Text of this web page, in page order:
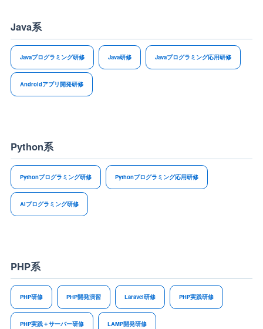
Java系
Javaプログラミング研修 Java研修 Javaプログラミング応用研修
Androidアプリ開発研修
Python系
Pythonプログラミング研修 Pythonプログラミング応用研修
AIプログラミング研修
PHP系
PHP研修 PHP開発演習 Laravel研修 PHP実践研修
PHP実践＋サーバー研修 LAMP開発研修